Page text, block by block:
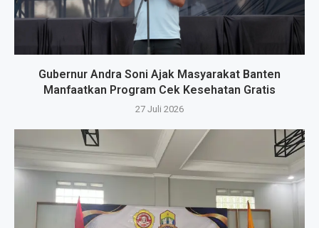
Gubernur Andra Soni Ajak Masyarakat Banten
Manfaatkan Program Cek Kesehatan Gratis
27 Juli 2026